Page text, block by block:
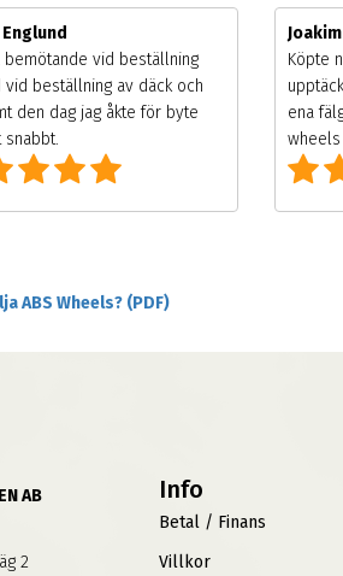
bemötande vid beställning
vid beställning av däck och
den dag jag åkte för byte
snabbt.
Köpte
ena
ABS Wheels? (PDF)
AB
2
Info
Betal / Finans
Villkor